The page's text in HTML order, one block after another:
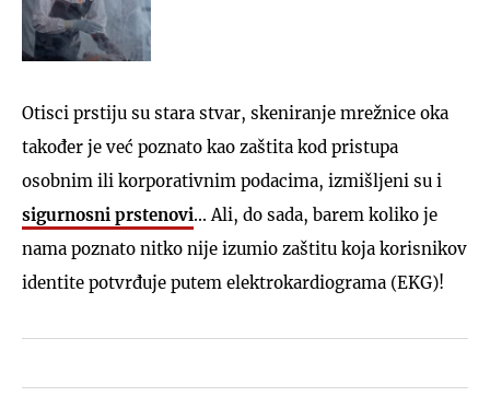
Otisci prstiju su stara stvar, skeniranje mrežnice oka
također je već poznato kao zaštita kod pristupa
osobnim ili korporativnim podacima, izmišljeni su i
sigurnosni prstenovi... Ali, do sada, barem koliko je
nama poznato nitko nije izumio zaštitu koja korisnikov
identite potvrđuje putem elektrokardiograma (EKG)!